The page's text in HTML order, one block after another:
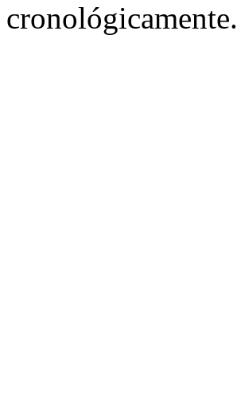
cronológicamente.